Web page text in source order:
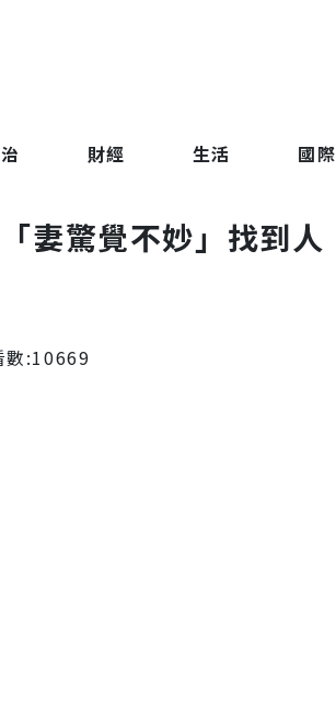
財經 生活 國際
妻驚覺不妙」找到人
數:10669